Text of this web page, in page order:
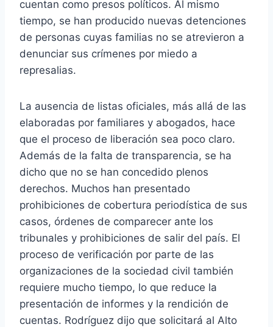
cuentan como presos políticos. Al mismo
tiempo, se han producido nuevas detenciones
de personas cuyas familias no se atrevieron a
denunciar sus crímenes por miedo a
represalias.
La ausencia de listas oficiales, más allá de las
elaboradas por familiares y abogados, hace
que el proceso de liberación sea poco claro.
Además de la falta de transparencia, se ha
dicho que no se han concedido plenos
derechos. Muchos han presentado
prohibiciones de cobertura periodística de sus
casos, órdenes de comparecer ante los
tribunales y prohibiciones de salir del país. El
proceso de verificación por parte de las
organizaciones de la sociedad civil también
requiere mucho tiempo, lo que reduce la
presentación de informes y la rendición de
cuentas. Rodríguez dijo que solicitará al Alto